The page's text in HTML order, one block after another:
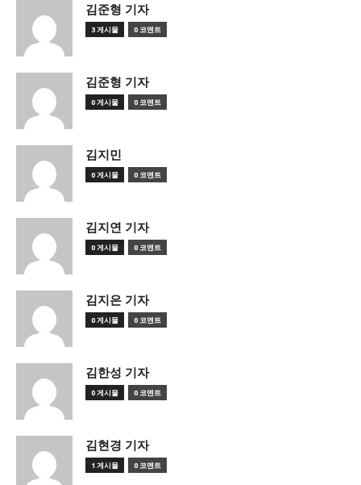
김준형 기자
3 게시물 0 코멘트
김준형 기자
0 게시물 0 코멘트
김지민
0 게시물 0 코멘트
김지연 기자
0 게시물 0 코멘트
김지은 기자
0 게시물 0 코멘트
김한성 기자
0 게시물 0 코멘트
김현경 기자
1 게시물 0 코멘트